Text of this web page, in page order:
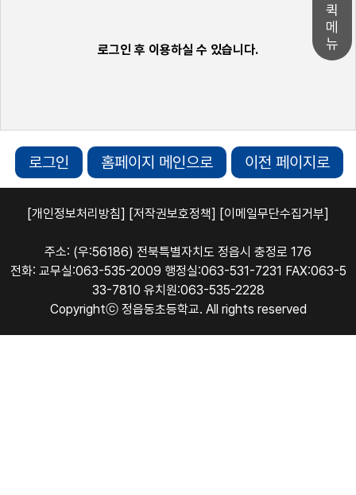
퀵
메
뉴
로그인 후 이용하실 수 있습니다.
로그인 홈페이지 메인으로 이전 페이지로
[개인정보처리방침] [저작권보호정책] [이메일무단수집거부]
주소: (우:56186) 전북특별자치도 정읍시 충정로 176
전화: 교무실:063-535-2009 행정실:063-531-7231 FAX:063-5
33-7810 유치원:063-535-2228
Copyrightⓒ 정읍동초등학교. All rights reserved